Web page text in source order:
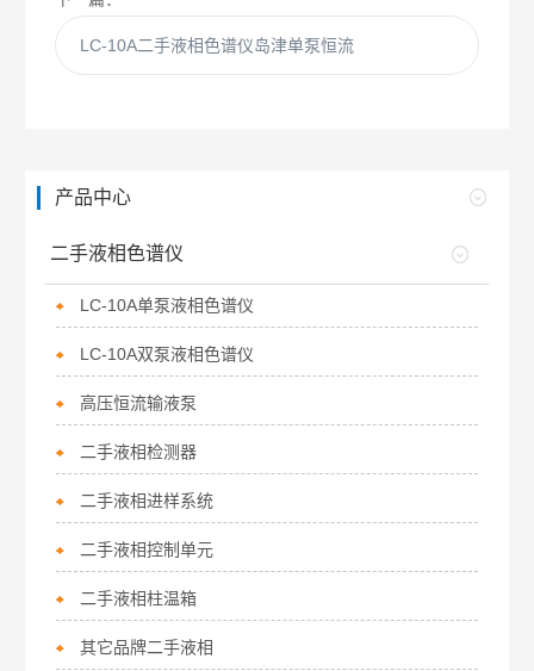
LC-10A二手液相色谱仪岛津单泵恒流
产品中心
二手液相色谱仪
LC-10A单泵液相色谱仪
LC-10A双泵液相色谱仪
高压恒流输液泵
二手液相检测器
二手液相进样系统
二手液相控制单元
二手液相柱温箱
其它品牌二手液相